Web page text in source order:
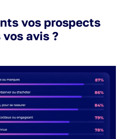
vos prospects
avis ?